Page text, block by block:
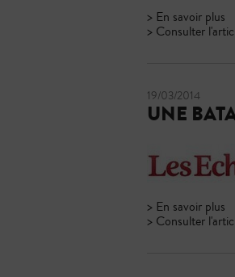
> En savoir plus
> Consulter
19/03/2014
UNE
> En savoir plus
> Consulter